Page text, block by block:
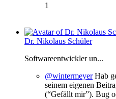
1
Dr. Nikolaus Schüler
Softwareentwickler un...
@wintermeyerHab
seinem eigenen
(“Gefällt mir”). Bug